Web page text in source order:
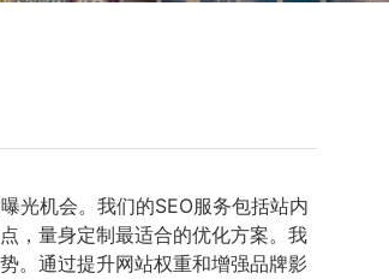
光机会。我们的SEO服务包括站内
，量身定制最适合的优化方案。我
。通过提升网站权重和增强品牌影